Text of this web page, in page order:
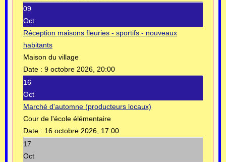
09
Oct
Réception maisons fleuries - sportifs - nouveaux
habitants
Maison du village
Date : 9 octobre 2026, 20:00
16
Oct
Marché d'automne (producteurs locaux)
Cour de l'école élémentaire
Date : 16 octobre 2026, 17:00
17
Oct